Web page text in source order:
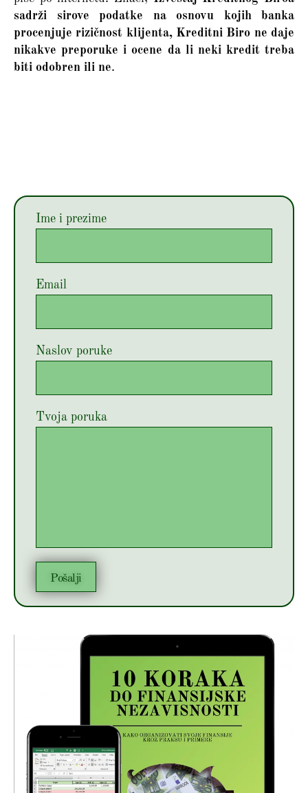
sadrži sirove podatke na osnovu kojih banka
procenjuje rizičnost klijenta, Kreditni Biro ne daje
nikakve preporuke i ocene da li neki kredit treba
biti odobren ili ne.
Ime i prezime
Email
Naslov poruke
Tvoja poruka